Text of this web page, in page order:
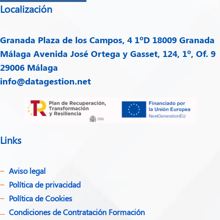
Localización
Granada Plaza de los Campos, 4 1ºD 18009 Granada
Málaga Avenida José Ortega y Gasset, 124, 1º, Of. 9
29006 Málaga
info@datagestion.net
Links
Aviso legal
Política de privacidad​
Política de Cookies
Condiciones de Contratación Formación